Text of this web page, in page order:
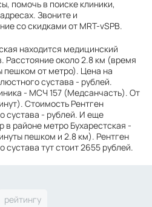
помочь в поиске клиники,
Звоните и
со скидками от MRT-vSPB.
находится медицинский
Расстояние около 2.8 км (время
пешком от метро). Цена на
сустава - рублей.
- МСЧ 157 (Медсанчасть). От
Стоимость Рентген
сустава - рублей. И еще
в районе метро Бухарестская -
пешком и 2.8 км). Рентген
тут стоит 2655 рублей.